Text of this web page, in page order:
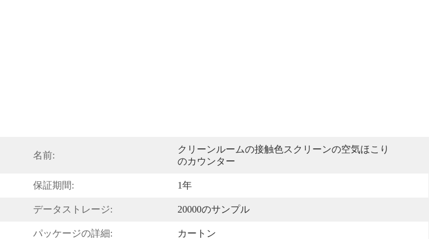
名前:
クリーンルームの接触色スクリーンの空気ほこり
のカウンター
保証期間: 1年
データストレージ: 20000のサンプル
パッケージの詳細: カートン